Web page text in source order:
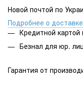
Новой почтой по
Подробнее о доставке
Кредитной картой
Безнал для юр.
Гарантия от